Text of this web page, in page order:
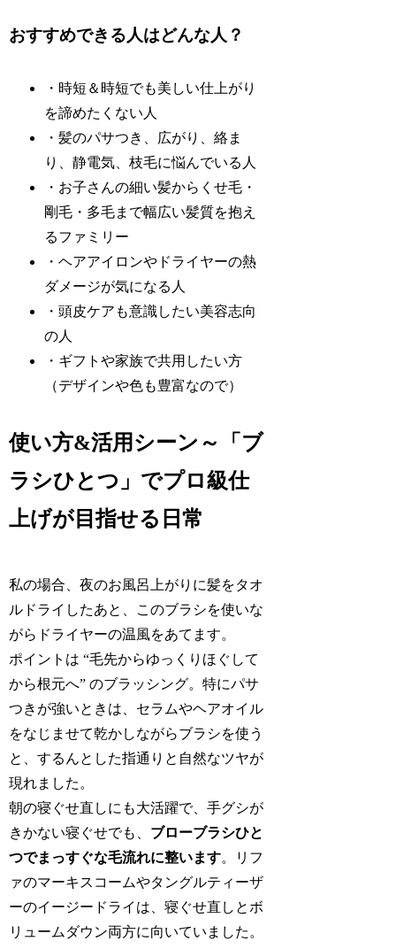
おすすめできる人はどんな人？
・時短＆時短でも美しい仕上がり
を諦めたくない人
・髪のパサつき、広がり、絡ま
り、静電気、枝毛に悩んでいる人
・お子さんの細い髪からくせ毛・
剛毛・多毛まで幅広い髪質を抱え
るファミリー
・ヘアアイロンやドライヤーの熱
ダメージが気になる人
・頭皮ケアも意識したい美容志向
の人
・ギフトや家族で共用したい方
（デザインや色も豊富なので）
使い方&活用シーン～「ブ
ラシひとつ」でプロ級仕
上げが目指せる日常
私の場合、夜のお風呂上がりに髪をタオ
ルドライしたあと、このブラシを使いな
がらドライヤーの温風をあてます。
ポイントは “毛先からゆっくりほぐして
から根元へ” のブラッシング。特にパサ
つきが強いときは、セラムやヘアオイル
をなじませて乾かしながらブラシを使う
と、するんとした指通りと自然なツヤが
現れました。
朝の寝ぐせ直しにも大活躍で、手グシが
きかない寝ぐせでも、 ブローブラシひと
つでまっすぐな毛流れに整います。リフ
ァのマーキスコームやタングルティーザ
ーのイージードライは、寝ぐせ直しとボ
リュームダウン両方に向いていました。